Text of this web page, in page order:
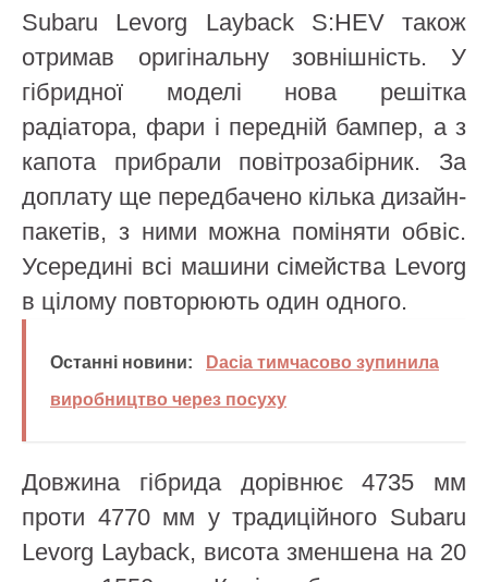
Subaru Levorg Layback S:HEV також
отримав оригінальну зовнішність. У
гібридної моделі нова решітка
радіатора, фари і передній бампер, а з
капота прибрали повітрозабірник. За
доплату ще передбачено кілька дизайн-
пакетів, з ними можна поміняти обвіс.
Усередині всі машини сімейства Levorg
в цілому повторюють один одного.
Останні новини:
Dacia тимчасово зупинила
виробництво через посуху
Довжина гібрида дорівнює 4735 мм
проти 4770 мм у традиційного Subaru
Levorg Layback, висота зменшена на 20